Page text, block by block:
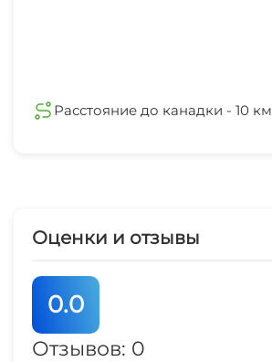
Расстояние до канадки - 10 км
Оценки и отзывы
0.0
Отзывов: 0